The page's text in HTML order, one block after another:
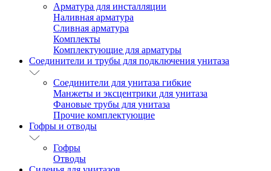
Арматура для инсталляции
Наливная арматура
Сливная арматура
Комплекты
Комплектующие для арматуры
Соединители и трубы для подключения унитаза
Соединители для унитаза гибкие
Манжеты и эксцентрики для унитаза
Фановые трубы для унитаза
Прочие комплектующие
Гофры и отводы
Гофры
Отводы